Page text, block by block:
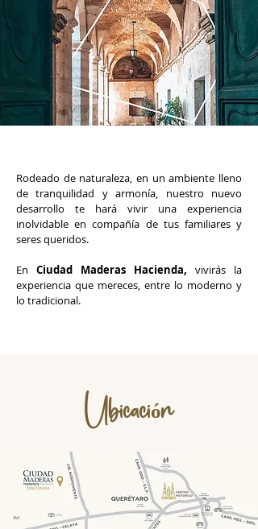
Rodeado de naturaleza, en un ambiente lleno
de tranquilidad y armonía, nuestro nuevo
desarrollo te hará vivir una experiencia
inolvidable en compañía de tus familiares y
seres queridos.
En Ciudad Maderas Hacienda, vivirás la
experiencia que mereces, entre lo moderno y
lo tradicional.
Ubicación